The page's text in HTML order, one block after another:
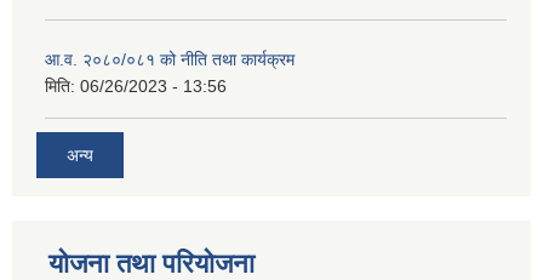
आ.व. २०८०/०८१ को नीति तथा कार्यक्रम
मिति: 06/26/2023 - 13:56
अन्य
योजना तथा परियोजना